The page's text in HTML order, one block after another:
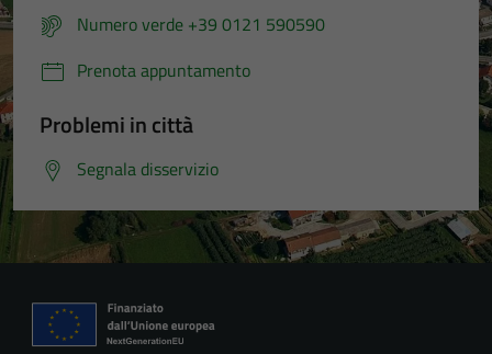
Numero verde +39 0121 590590
Prenota appuntamento
Problemi in città
Segnala disservizio